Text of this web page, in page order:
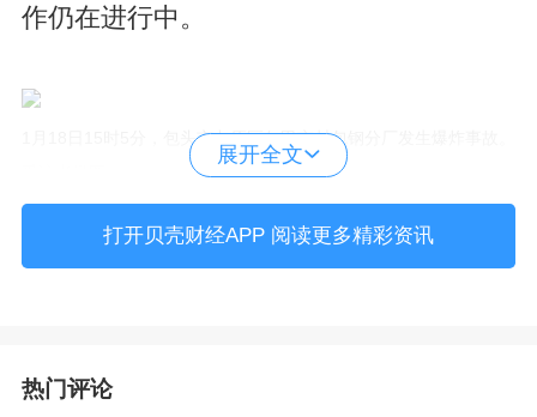
作仍在进行中。
1月18日15时5分，包头市九原区尔甲亥村包钢分厂发生爆炸事故。
据企查查，包钢股份（全称：内蒙古包钢
基地、世界最大的稀土工业基地。公司成
展开全文
打开贝壳财经APP 阅读更多精彩资讯
热门评论